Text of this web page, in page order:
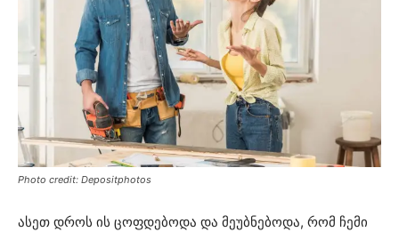
Photo credit: Depositphotos
ასეთ დროს ის ცოფდებოდა და მეუბნებოდა, რომ ჩემი